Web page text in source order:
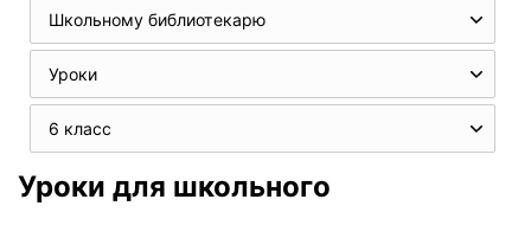
Школьному библиотекарю
Уроки
6 класс
Уроки для школьного